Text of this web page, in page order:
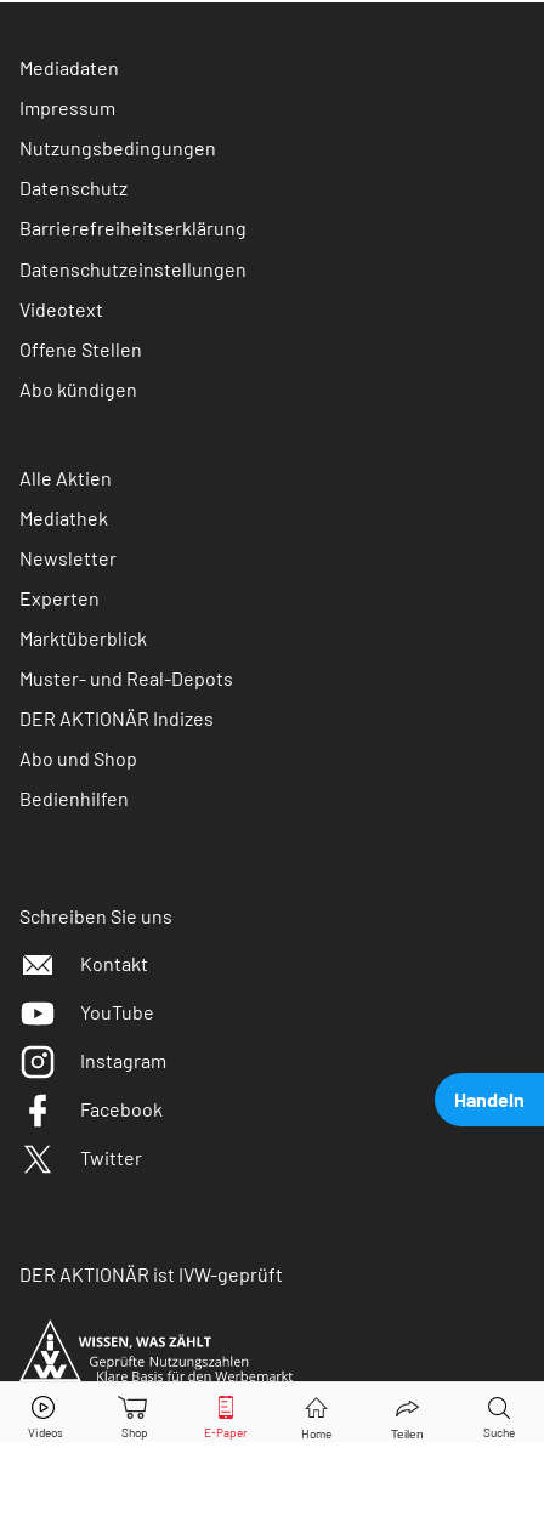
Handeln
Volkswagen Vz. Aktie jetzt handeln?
Mediadaten
Impressum
Nutzungsbedingungen
Datenschutz
Barrierefreiheitserklärung
Datenschutzeinstellungen
Videotext
Offene Stellen
Abo kündigen
Alle Aktien
Mediathek
Newsletter
Experten
Marktüberblick
Muster- und Real-Depots
DER AKTIONÄR Indizes
Abo und Shop
Bedienhilfen
Schreiben Sie uns
Kontakt
YouTube
Instagram
Facebook
Twitter
DER AKTIONÄR ist IVW-geprüft